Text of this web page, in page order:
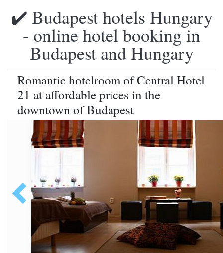
✔️ Budapest hotels Hungary
- online hotel booking in
Budapest and Hungary
Romantic hotelroom of Central Hotel
21 at affordable prices in the
downtown of Budapest